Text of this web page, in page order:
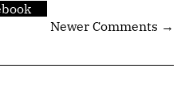
Newer Comments →